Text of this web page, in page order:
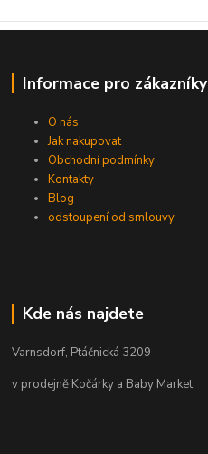
Informace pro zákazníky
O nás
Jak nakupovat
Obchodní podmínky
Kontakty
Blog
odstoupení od smlouvy
Kde nás najdete
Varnsdorf, Ptáčnická 3209
v prodejně Kočárky a Baby Market